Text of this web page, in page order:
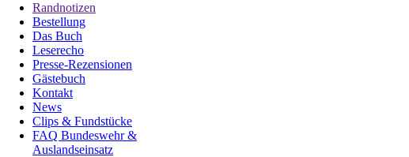
Randnotizen
Bestellung
Das Buch
Leserecho
Presse-Rezensionen
Gästebuch
Kontakt
News
Clips & Fundstücke
FAQ Bundeswehr &
Auslandseinsatz